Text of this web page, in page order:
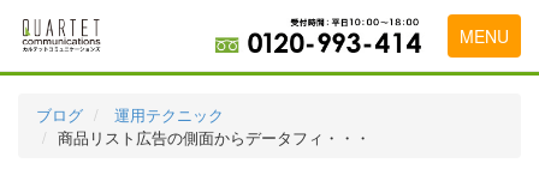
MENU
料金表
ブログ
運用テクニック
商品リスト広告の側面からデータフィ・・・